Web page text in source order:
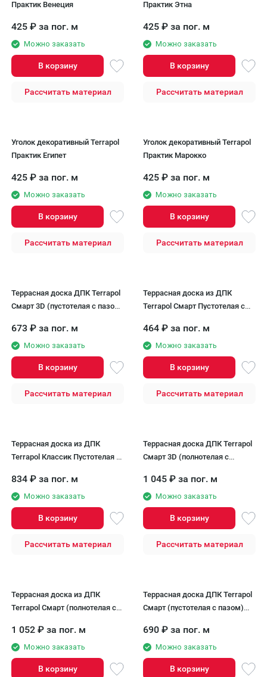
Практик Венеция
425 ₽ за пог. м
Можно заказать
В корзину
Рассчитать материал
Практик Этна
425 ₽ за пог. м
Можно заказать
В корзину
Рассчитать материал
Уголок декоративный Terrapol
Практик Египет
425 ₽ за пог. м
Можно заказать
В корзину
Рассчитать материал
Уголок декоративный Terrapol
Практик Марокко
425 ₽ за пог. м
Можно заказать
В корзину
Рассчитать материал
Террасная доска ДПК Terrapol
Смарт 3D (пустотелая с пазом)
673 ₽ за пог. м
Можно заказать
В корзину
Рассчитать материал
Террасная доска из ДПК
Terrapol Смарт Пустотелая с
464 ₽ за пог. м
Можно заказать
В корзину
Рассчитать материал
Террасная доска из ДПК
Terrapol Классик Пустотелая с
834 ₽ за пог. м
Можно заказать
В корзину
Рассчитать материал
Террасная доска ДПК Terrapol
Смарт 3D (полнотелая с
1 045 ₽ за пог. м
Можно заказать
В корзину
Рассчитать материал
Террасная доска из ДПК
Terrapol Смарт (полнотелая с
1 052 ₽ за пог. м
Можно заказать
В корзину
Террасная доска ДПК Terrapol
Смарт (пустотелая с пазом)
690 ₽ за пог. м
Можно заказать
В корзину